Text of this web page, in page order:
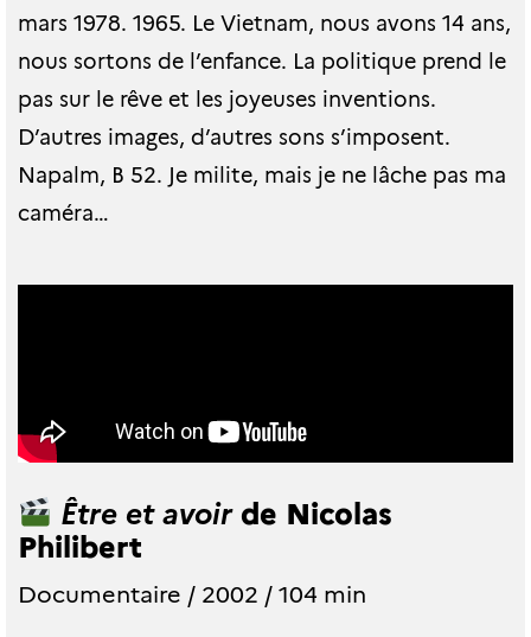
mars 1978. 1965. Le Vietnam, nous avons 14 ans,
nous sortons de l’enfance. La politique prend le
pas sur le rêve et les joyeuses inventions.
D’autres images, d’autres sons s’imposent.
Napalm, B 52. Je milite, mais je ne lâche pas ma
caméra…
Être et avoirde Nicolas
Philibert
Documentaire / 2002 / 104 min